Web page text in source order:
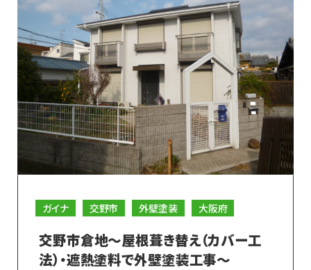
ガイナ 交野市 外壁塗装 大阪府
交野市倉地～屋根葺き替え（カバー工
法）・遮熱塗料で外壁塗装工事～